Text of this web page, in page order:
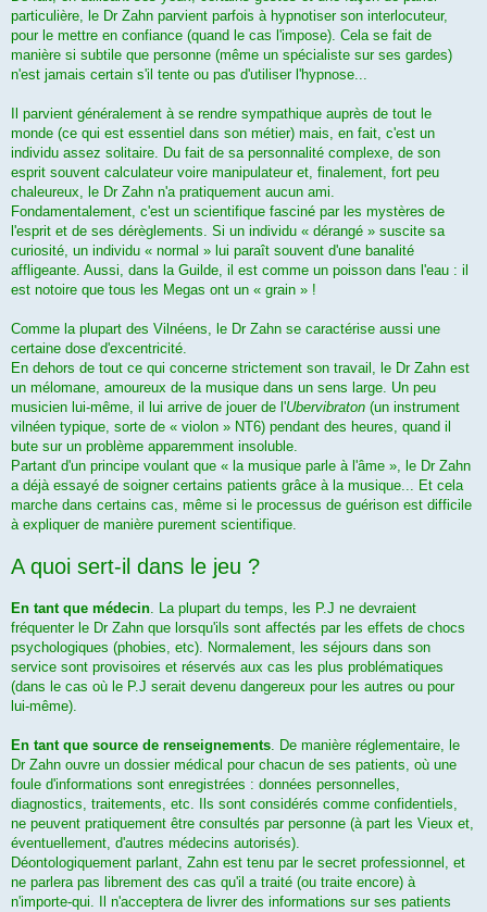
particulière, le Dr Zahn parvient parfois à hypnotiser son interlocuteur,
pour le mettre en confiance (quand le cas l'impose). Cela se fait de
manière si subtile que personne (même un spécialiste sur ses gardes)
n'est jamais certain s'il tente ou pas d'utiliser l'hypnose...
Il parvient généralement à se rendre sympathique auprès de tout le
monde (ce qui est essentiel dans son métier) mais, en fait, c'est un
individu assez solitaire. Du fait de sa personnalité complexe, de son
esprit souvent calculateur voire manipulateur et, finalement, fort peu
chaleureux, le Dr Zahn n'a pratiquement aucun ami.
Fondamentalement, c'est un scientifique fasciné par les mystères de
l'esprit et de ses dérèglements. Si un individu « dérangé » suscite sa
curiosité, un individu « normal » lui paraît souvent d'une banalité
affligeante. Aussi, dans la Guilde, il est comme un poisson dans l'eau : il
est notoire que tous les Megas ont un « grain » !
Comme la plupart des Vilnéens, le Dr Zahn se caractérise aussi une
certaine dose d'excentricité.
En dehors de tout ce qui concerne strictement son travail, le Dr Zahn est
un mélomane, amoureux de la musique dans un sens large. Un peu
musicien lui-même, il lui arrive de jouer de l'Ubervibraton (un instrument
vilnéen typique, sorte de « violon » NT6) pendant des heures, quand il
bute sur un problème apparemment insoluble.
Partant d'un principe voulant que « la musique parle à l'âme », le Dr Zahn
a déjà essayé de soigner certains patients grâce à la musique... Et cela
marche dans certains cas, même si le processus de guérison est difficile
à expliquer de manière purement scientifique.
A quoi sert-il dans le jeu ?
En tant que médecin. La plupart du temps, les P.J ne devraient
fréquenter le Dr Zahn que lorsqu'ils sont affectés par les effets de chocs
psychologiques (phobies, etc). Normalement, les séjours dans son
service sont provisoires et réservés aux cas les plus problématiques
(dans le cas où le P.J serait devenu dangereux pour les autres ou pour
lui-même).
En tant que source de renseignements. De manière réglementaire, le
Dr Zahn ouvre un dossier médical pour chacun de ses patients, où une
foule d'informations sont enregistrées : données personnelles,
diagnostics, traitements, etc. Ils sont considérés comme confidentiels,
ne peuvent pratiquement être consultés par personne (à part les Vieux et,
éventuellement, d'autres médecins autorisés).
Déontologiquement parlant, Zahn est tenu par le secret professionnel, et
ne parlera pas librement des cas qu'il a traité (ou traite encore) à
n'importe-qui. Il n'acceptera de livrer des informations sur ses patients